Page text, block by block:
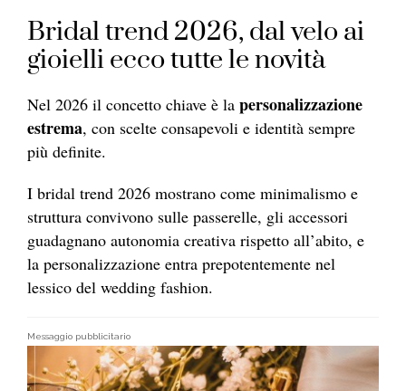
Bridal trend 2026, dal velo ai
gioielli ecco tutte le novità
Nel 2026 il concetto chiave è la personalizzazione
estrema, con scelte consapevoli e identità sempre
più definite.
I bridal trend 2026 mostrano come minimalismo e
struttura convivono sulle passerelle, gli accessori
guadagnano autonomia creativa rispetto all’abito, e
la personalizzazione entra prepotentemente nel
lessico del wedding fashion.
Messaggio pubblicitario